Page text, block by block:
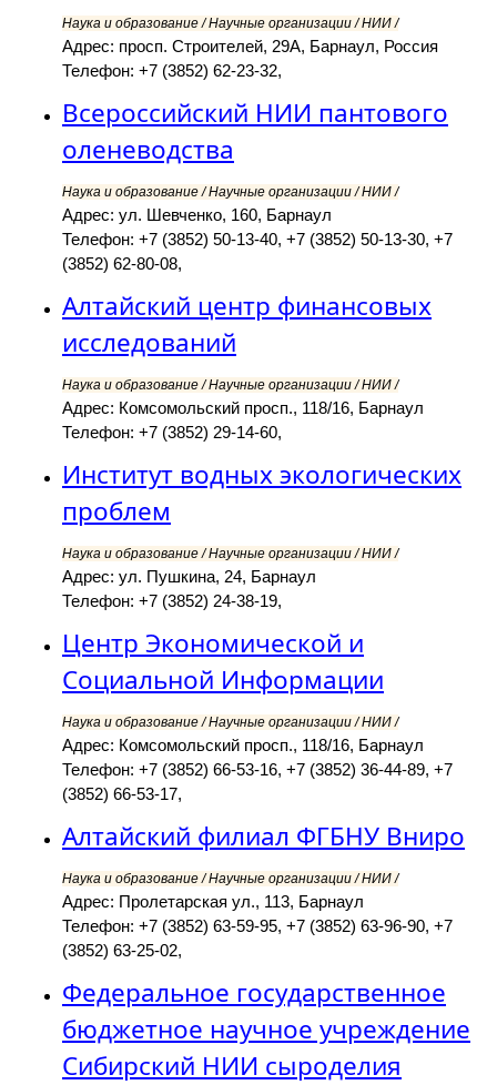
Наука и образование / Научные организации / НИИ /
Адрес: просп. Строителей, 29А, Барнаул, Россия
Телефон: +7 (3852) 62-23-32,
Всероссийский НИИ пантового
оленеводства
Наука и образование / Научные организации / НИИ /
Адрес: ул. Шевченко, 160, Барнаул
Телефон: +7 (3852) 50-13-40, +7 (3852) 50-13-30, +7
(3852) 62-80-08,
Алтайский центр финансовых
исследований
Наука и образование / Научные организации / НИИ /
Адрес: Комсомольский просп., 118/16, Барнаул
Телефон: +7 (3852) 29-14-60,
Институт водных экологических
проблем
Наука и образование / Научные организации / НИИ /
Адрес: ул. Пушкина, 24, Барнаул
Телефон: +7 (3852) 24-38-19,
Центр Экономической и
Социальной Информации
Наука и образование / Научные организации / НИИ /
Адрес: Комсомольский просп., 118/16, Барнаул
Телефон: +7 (3852) 66-53-16, +7 (3852) 36-44-89, +7
(3852) 66-53-17,
Алтайский филиал ФГБНУ Вниро
Наука и образование / Научные организации / НИИ /
Адрес: Пролетарская ул., 113, Барнаул
Телефон: +7 (3852) 63-59-95, +7 (3852) 63-96-90, +7
(3852) 63-25-02,
Федеральное государственное
бюджетное научное учреждение
Сибирский НИИ сыроделия